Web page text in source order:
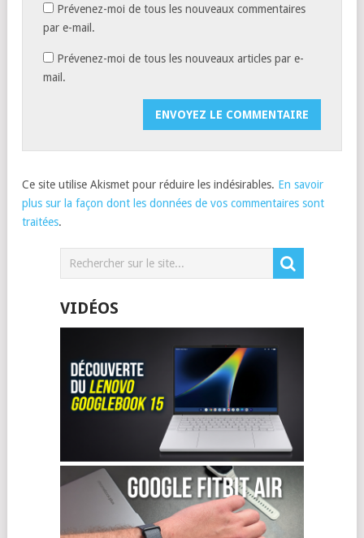
Prévenez-moi de tous les nouveaux commentaires
par e-mail.
Prévenez-moi de tous les nouveaux articles par e-
mail.
Ce site utilise Akismet pour réduire les indésirables. En savoir
plus sur la façon dont les données de vos commentaires sont
traitées.
VIDÉOS